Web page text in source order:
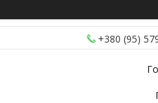
+380 (95)